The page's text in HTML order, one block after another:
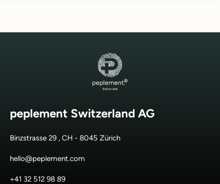
peplement Switzerland AG
Binzstrasse 29 , CH - 8045 Zürich
hello@peplement.com
+41 32 512 98 89